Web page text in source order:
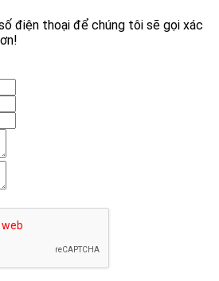
điện thoại để chúng tôi sẽ gọi xác